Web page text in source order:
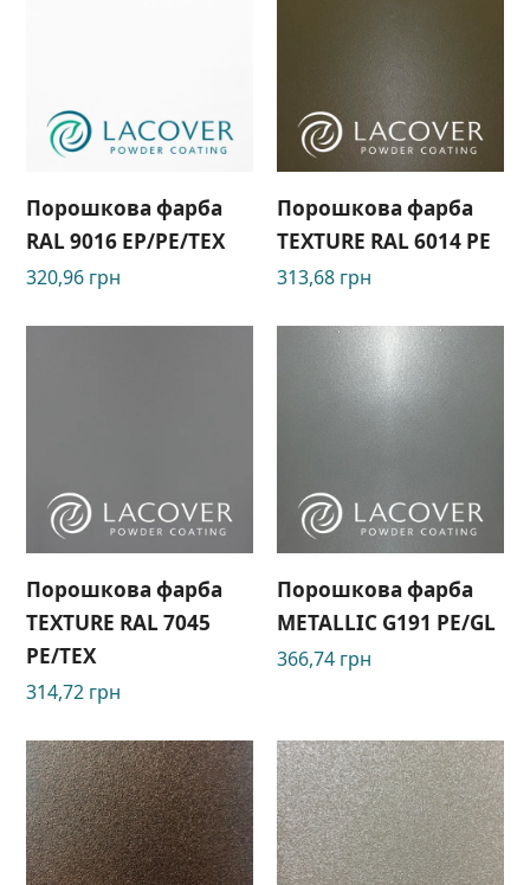
Порошкова фарба
RAL 9016 EP/PE/TEX
320,96 грн
Порошкова фарба
TEXTURE RAL 6014 РЕ
313,68 грн
Порошкова фарба
TEXTURE RAL 7045
РЕ/TEX
314,72 грн
Порошкова фарба
METALLIC G191 РЕ/GL
366,74 грн